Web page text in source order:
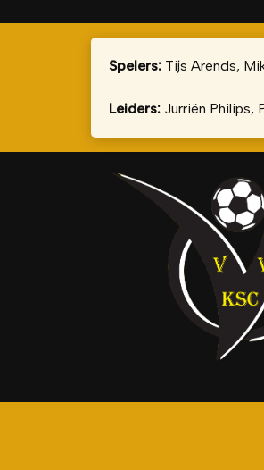
Spelers: Tijs Arends,
Leiders: Jurriën Philips,